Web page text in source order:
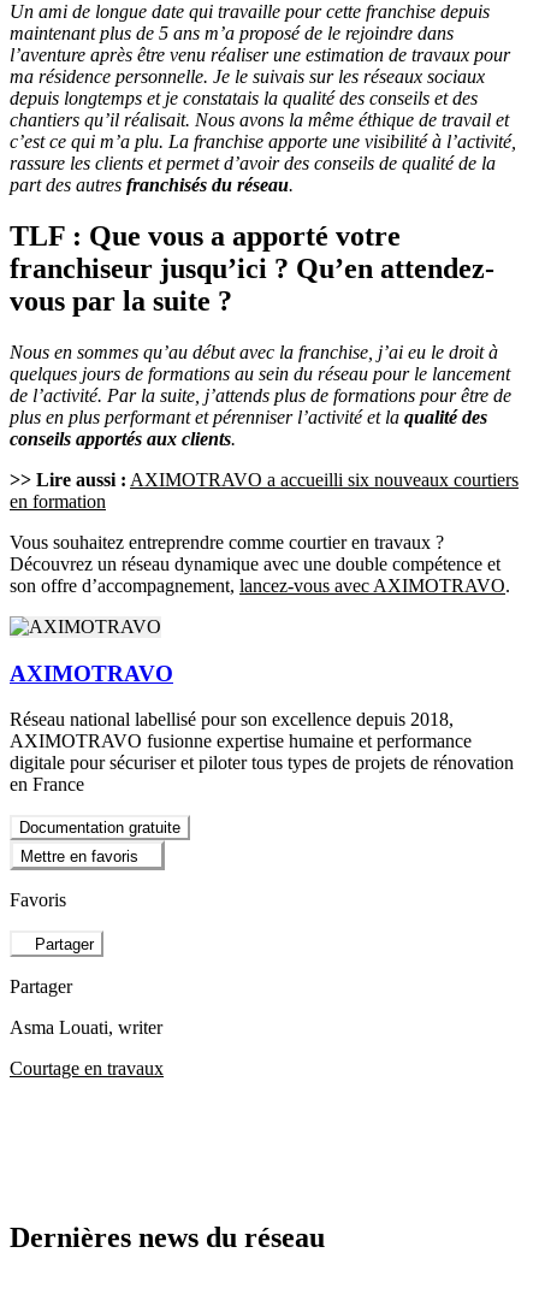
Un ami de longue date qui travaille pour cette franchise depuis
maintenant plus de 5 ans m’a proposé de le rejoindre dans
l’aventure après être venu réaliser une estimation de travaux pour
ma résidence personnelle. Je le suivais sur les réseaux sociaux
depuis longtemps et je constatais la qualité des conseils et des
chantiers qu’il réalisait. Nous avons la même éthique de travail et
c’est ce qui m’a plu. La franchise apporte une visibilité à l’activité,
rassure les clients et permet d’avoir des conseils de qualité de la
part des autres franchisés du réseau.
TLF : Que vous a apporté votre
franchiseur jusqu’ici ? Qu’en attendez-
vous par la suite ?
Nous en sommes qu’au début avec la franchise, j’ai eu le droit à
quelques jours de formations au sein du réseau pour le lancement
de l’activité. Par la suite, j’attends plus de formations pour être de
plus en plus performant et pérenniser l’activité et la qualité des
conseils apportés aux clients.
>> Lire aussi : AXIMOTRAVO a accueilli six nouveaux courtiers
en formation
Vous souhaitez entreprendre comme courtier en travaux ?
Découvrez un réseau dynamique avec une double compétence et
son offre d’accompagnement, lancez-vous avec AXIMOTRAVO.
AXIMOTRAVO
Réseau national labellisé pour son excellence depuis 2018,
AXIMOTRAVO fusionne expertise humaine et performance
digitale pour sécuriser et piloter tous types de projets de rénovation
en France
Documentation gratuite
Mettre en favoris
Favoris
Partager
Partager
Asma Louati, writer
Courtage en travaux
Dernières news du réseau